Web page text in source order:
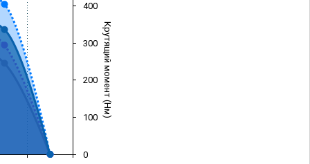
Крутящий момент (Нм)
0
100
200
300
400